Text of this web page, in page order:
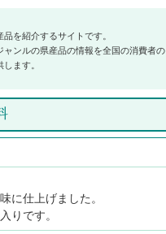
を紹介するサイトです。
ンルの県産品の情報を全国の消費者の
ます。
に仕上げました。
りです。